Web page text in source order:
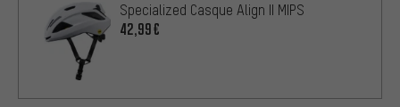
Specialized Casque Align II MIPS
42,99€